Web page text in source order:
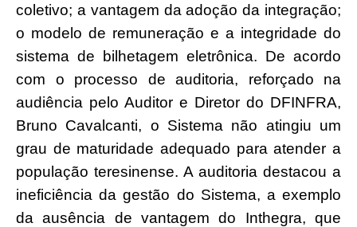
coletivo; a vantagem da adoção da integração;
o modelo de remuneração e a integridade do
sistema de bilhetagem eletrônica. De acordo
com o processo de auditoria, reforçado na
audiência pelo Auditor e Diretor do DFINFRA,
Bruno Cavalcanti, o Sistema não atingiu um
grau de maturidade adequado para atender a
população teresinense. A auditoria destacou a
ineficiência da gestão do Sistema, a exemplo
da ausência de vantagem do Inthegra, que